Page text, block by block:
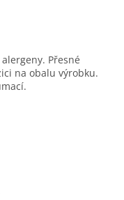
Přesné
na obalu výrobku.